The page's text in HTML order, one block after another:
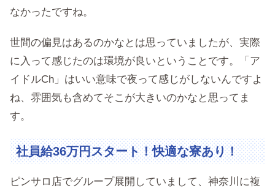
なかったですね。
世間の偏見はあるのかなとは思っていましたが、実際
に入って感じたのは環境が良いということです。「ア
イドルCh」はいい意味で夜って感じがしないんですよ
ね、雰囲気も含めてそこが大きいのかなと思ってま
す。
社員給36万円スタート！快適な寮あり！
ピンサロ店でグループ展開していまして、神奈川に複